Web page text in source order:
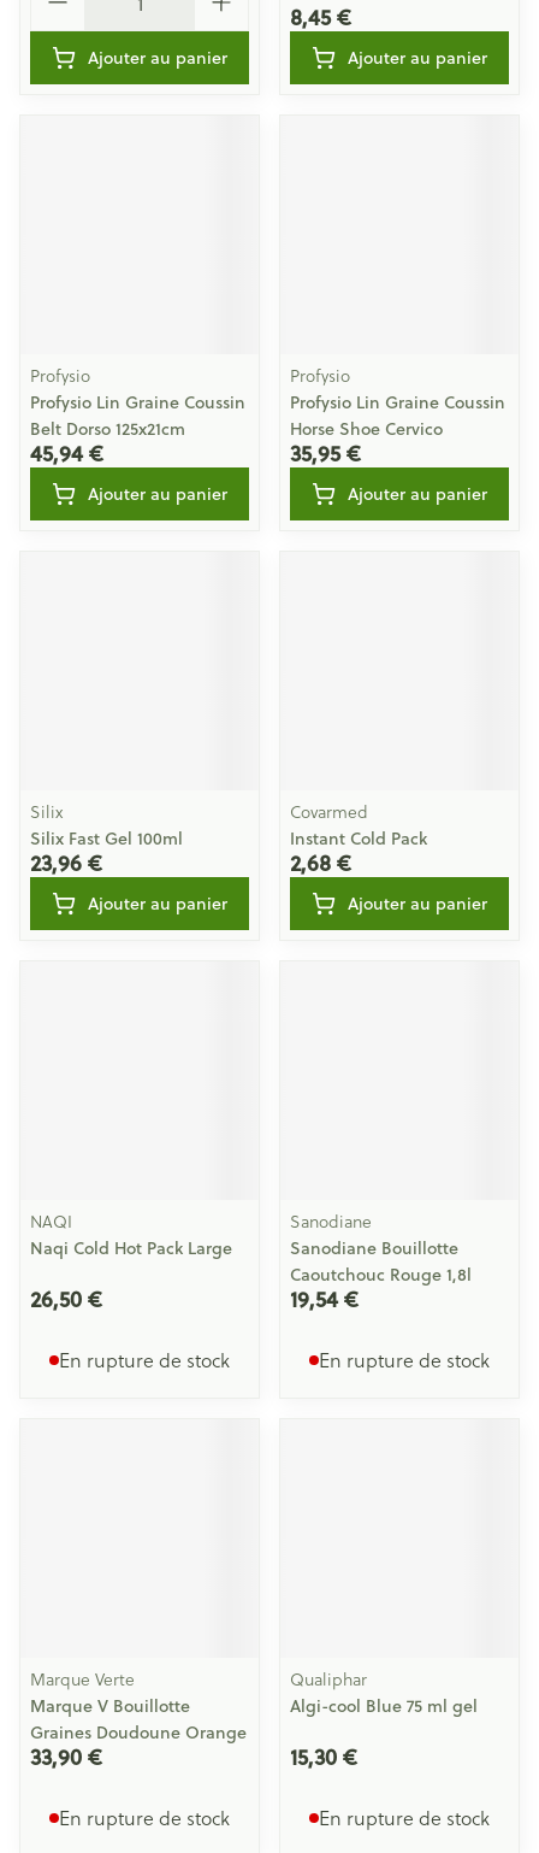
Ajouter au panier
8,45 €
Ajouter au panier
Profysio
Profysio Lin Graine Coussin
Belt Dorso 125x21cm
45,94 €
Ajouter au panier
Profysio
Profysio Lin Graine Coussin
Horse Shoe Cervico
35,95 €
Ajouter au panier
Silix
Silix Fast Gel 100ml
23,96 €
Ajouter au panier
Covarmed
Instant Cold Pack
2,68 €
Ajouter au panier
NAQI
Naqi Cold Hot Pack Large
26,50 €
En rupture de stock
Sanodiane
Sanodiane Bouillotte
Caoutchouc Rouge 1,8l
19,54 €
En rupture de stock
Marque Verte
Marque V Bouillotte
Graines Doudoune Orange
33,90 €
En rupture de stock
Qualiphar
Algi-cool Blue 75 ml gel
15,30 €
En rupture de stock